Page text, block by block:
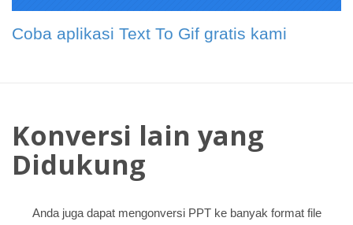
Coba aplikasi Text To Gif gratis kami
Konversi lain yang
Didukung
Anda juga dapat mengonversi PPT ke banyak format file